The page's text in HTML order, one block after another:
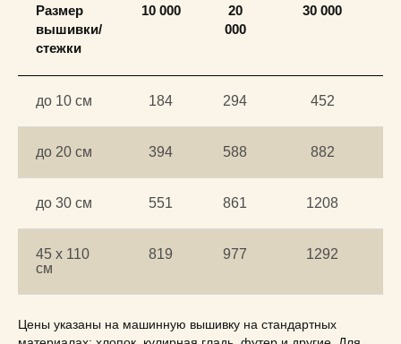
Размер
вышивки/
стежки
10 000
20
000
30 000
до 10 см 184 294 452
до 20 см 394 588 882
до 30 см 551 861 1208
45 х 110
см
819 977 1292
Цены указаны на машинную вышивку на стандартных